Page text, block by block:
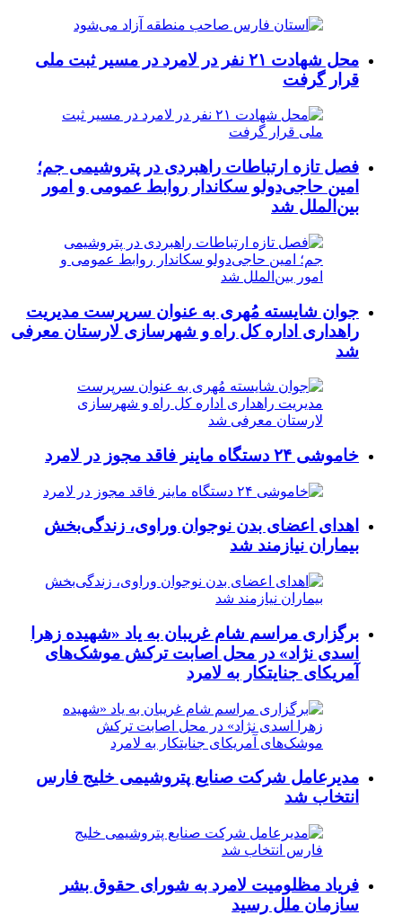
محل شهادت ۲۱ نفر در لامرد در مسیر ثبت ملی
قرار گرفت
فصل تازه ارتباطات راهبردی در پتروشیمی جم؛
امین حاجی‌دولو سکاندار روابط عمومی و امور
بین‌الملل شد
جوان شایسته مُهری به عنوان سرپرست مدیریت
راهداری اداره کل راه و شهرسازی لارستان معرفی
شد
خاموشی ۲۴ دستگاه ماینر فاقد مجوز در لامرد
اهدای اعضای بدن نوجوان وراوی، زندگی‌بخش
بیماران نیازمند شد
برگزاری مراسم شام غریبان به یاد «شهیده زهرا
اسدی نژاد» در محل اصابت ترکش موشک‌های
آمریکای جنایتکار به لامرد
مدیرعامل شرکت صنایع پتروشیمی خلیج فارس
انتخاب شد
فریاد مظلومیت لامرد به شورای حقوق بشر
سازمان ملل رسید